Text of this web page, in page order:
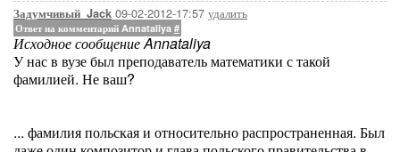
Задумчивый_Jack 09-02-2012-17:57 удалить
Ответ на комментарий Annataliya #
Исходное сообщение Annataliya
У нас в вузе был преподаватель математики с такой
фамилией. Не ваш?
... фамилия польская и относительно распространенная. Был